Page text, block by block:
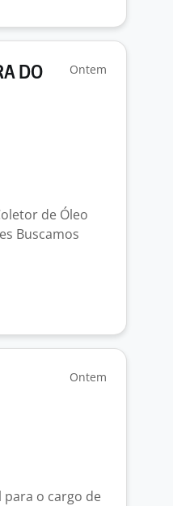
DO
Ontem
de Óleo
Buscamos
Ontem
o cargo de